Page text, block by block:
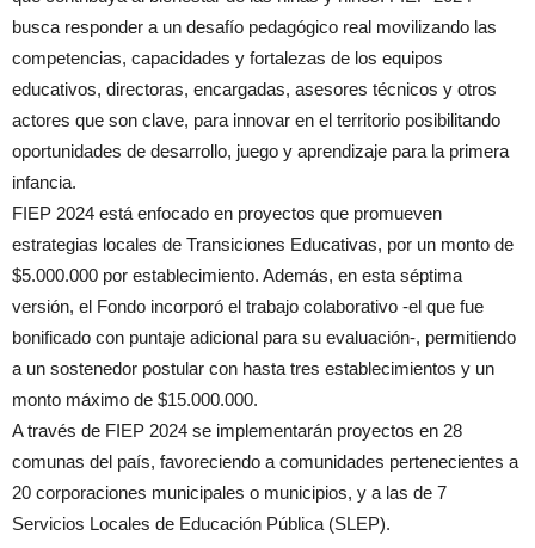
busca responder a un desafío pedagógico real movilizando las
competencias, capacidades y fortalezas de los equipos
educativos, directoras, encargadas, asesores técnicos y otros
actores que son clave, para innovar en el territorio posibilitando
oportunidades de desarrollo, juego y aprendizaje para la primera
infancia.
FIEP 2024 está enfocado en proyectos que promueven
estrategias locales de Transiciones Educativas, por un monto de
$5.000.000 por establecimiento. Además, en esta séptima
versión, el Fondo incorporó el trabajo colaborativo -el que fue
bonificado con puntaje adicional para su evaluación-, permitiendo
a un sostenedor postular con hasta tres establecimientos y un
monto máximo de $15.000.000.
A través de FIEP 2024 se implementarán proyectos en 28
comunas del país, favoreciendo a comunidades pertenecientes a
20 corporaciones municipales o municipios, y a las de 7
Servicios Locales de Educación Pública (SLEP).